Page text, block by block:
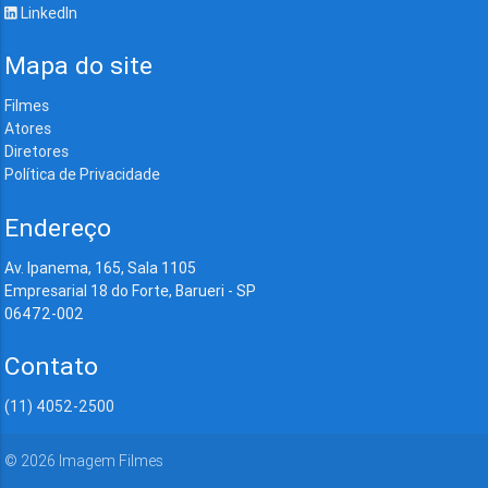
LinkedIn
Mapa do site
Filmes
Atores
Diretores
Política de Privacidade
Endereço
Av. Ipanema, 165, Sala 1105
Empresarial 18 do Forte, Barueri - SP
06472-002
Contato
(11) 4052-2500
© 2026 Imagem Filmes